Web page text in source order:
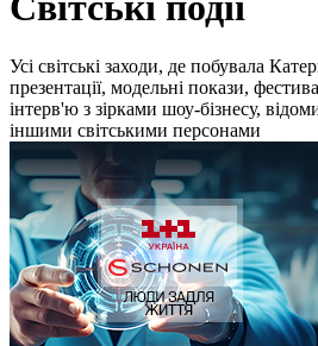
Усі світські заходи, де побувала
презентації, модельні покази,
інтерв'ю з зірками шоу-бізнесу,
іншими світськими персонами